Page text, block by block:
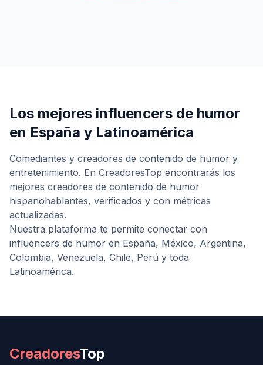
Los mejores influencers de humor
en España y Latinoamérica
Comediantes y creadores de contenido de humor y
entretenimiento. En CreadoresTop encontrarás los
mejores creadores de contenido de humor
hispanohablantes, verificados y con métricas
actualizadas.
Nuestra plataforma te permite conectar con
influencers de humor en España, México, Argentina,
Colombia, Venezuela, Chile, Perú y toda
Latinoamérica.
CreadoresTop